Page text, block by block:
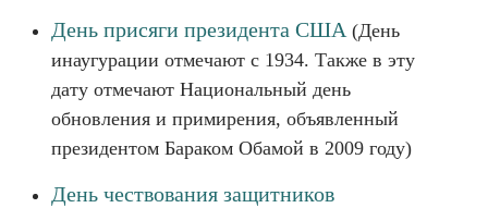
День присяги президента США(День
инаугурации отмечают с 1934. Также в эту
дату отмечают Национальный день
обновления и примирения, объявленный
президентом Бараком Обамой в 2009 году)
День чествования защитников